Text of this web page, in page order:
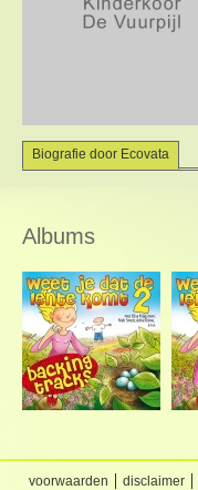
Biografie door Ecovata
Albums
voorwaarden disclaimer